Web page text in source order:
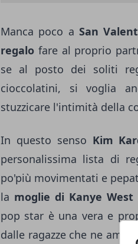
Manca poco a San
regalo fare al proprio
se al posto dei soliti
cioccolatini, si voglia
stuzzicare l'intimità della
In questo senso Kim
personalissima lista di
po'più movimentati e
la moglie di Kanye West
pop star è una vera e
dalle ragazze che ne